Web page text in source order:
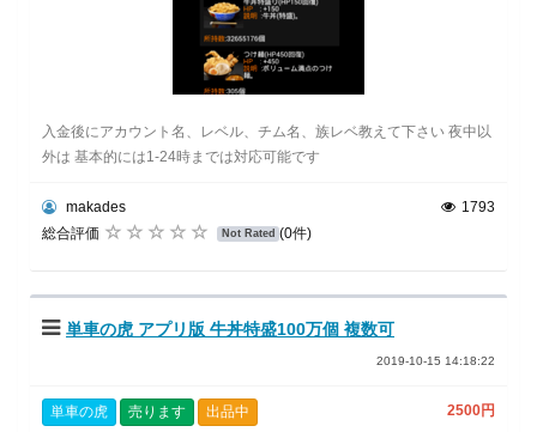
入金後にアカウント名、レベル、チム名、族レベ教えて下さい 夜中以
外は 基本的には1-24時までは対応可能です
makades
総合評価
Not Rated (0件)
1793
単車の虎 アプリ版 牛丼特盛100万個 複数可
2019-10-15 14:18:22
単車の虎 売ります 出品中 2500円